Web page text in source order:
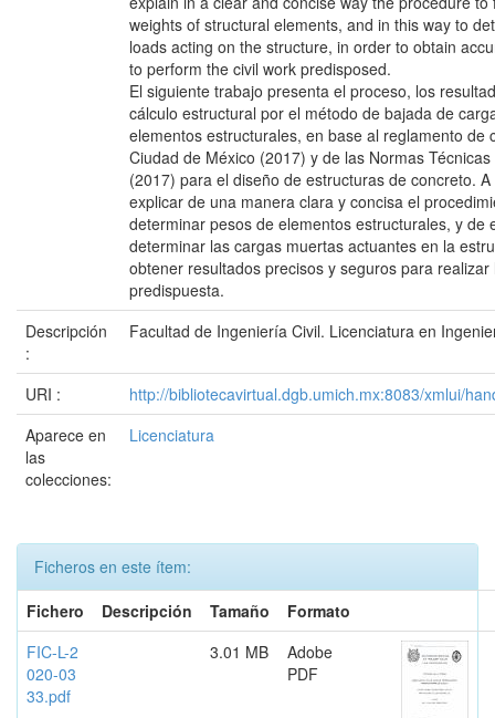
weights of structural elements, and in this way to
loads acting on the structure, in order to obtain
to perform the civil work predisposed.
El siguiente trabajo presenta el proceso, los
cálculo estructural por el método de bajada de
elementos estructurales, en base al reglamento de
Ciudad de México (2017) y de las Normas
(2017) para el diseño de estructuras de concreto.
explicar de una manera clara y concisa el
determinar pesos de elementos estructurales, y de
determinar las cargas muertas actuantes en la
obtener resultados precisos y seguros para realizar
predispuesta.
Descripción
:
Facultad de Ingeniería Civil. Licenciatura en
URI :
http://bibliotecavirtual.dgb.umich.mx:8083/xmlui/
Aparece en
las
colecciones:
Licenciatura
Ficheros en este ítem:
Fichero
Descripción Tamaño
Formato
FIC-L-2
020-03
33.pdf
3.01 MB
Adobe
PDF